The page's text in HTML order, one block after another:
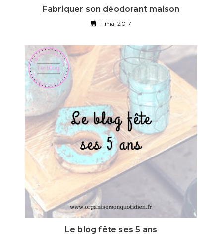
Fabriquer son déodorant maison
11 mai 2017
Le blog fête ses 5 ans